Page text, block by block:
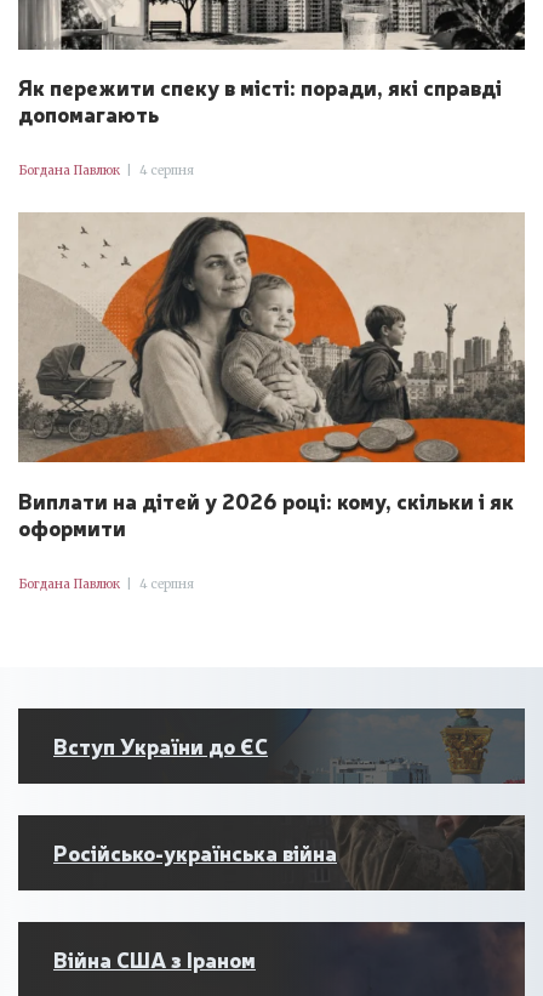
Як пережити спеку в місті: поради, які справді
допомагають
Богдана Павлюк 4 серпня
Виплати на дітей у 2026 році: кому, скільки і як
оформити
Богдана Павлюк 4 серпня
Вступ України до ЄС
Російсько-українська війна
Війна США з Іраном